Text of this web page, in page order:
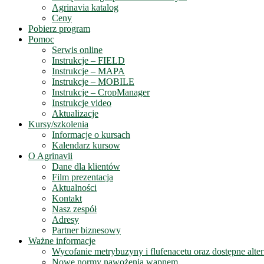
Agrinavia katalog
Ceny
Pobierz program
Pomoc
Serwis online
Instrukcje – FIELD
Instrukcje – MAPA
Instrukcje – MOBILE
Instrukcje – CropManager
Instrukcje video
Aktualizacje
Kursy/szkolenia
Informacje o kursach
Kalendarz kursow
O Agrinavii
Dane dla klientów
Film prezentacja
Aktualności
Kontakt
Nasz zespół
Adresy
Partner biznesowy
Ważne informacje
Wycofanie metrybuzyny i flufenacetu oraz dostępne
Nowe normy nawożenia wapnem